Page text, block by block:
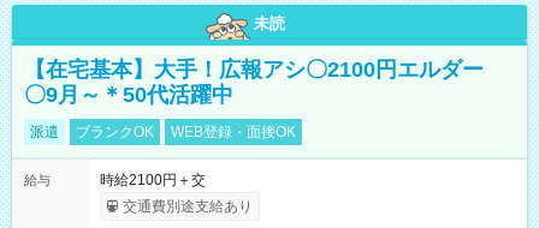
未読
【在宅基本】大手！広報アシ〇2100円エルダー
〇9月～＊50代活躍中
派遣 ブランクOK WEB登録・面接OK
給与
時給2100円＋交
交通費別途支給あり